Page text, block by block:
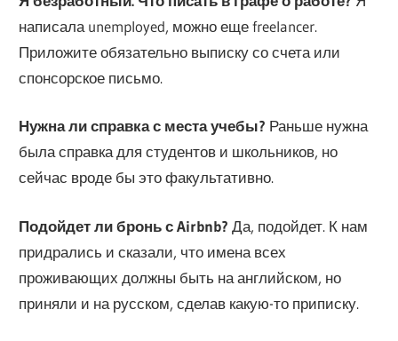
написала unemployed, можно еще freelancer.
Приложите обязательно выписку со счета или
спонсорское письмо.
Нужна ли справка с места учебы? Раньше нужна
была справка для студентов и школьников, но
сейчас вроде бы это факультативно.
Подойдет ли бронь с Airbnb? Да, подойдет. К нам
придрались и сказали, что имена всех
проживающих должны быть на английском, но
приняли и на русском, сделав какую-то приписку.